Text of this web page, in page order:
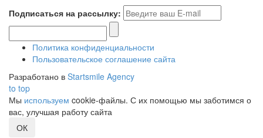
Подписаться на рассылку:
Политика конфиденциальности
Пользовательское соглашение сайта
Разработано в Startsmile Agency
to top
Мы используем cookie-файлы. С их помощью мы заботимся о
вас, улучшая работу сайта
ОК